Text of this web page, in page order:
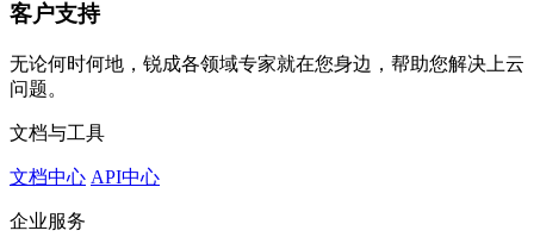
客户支持
无论何时何地，锐成各领域专家就在您身边，帮助您解决上云
问题。
文档与工具
文档中心 API中心
企业服务